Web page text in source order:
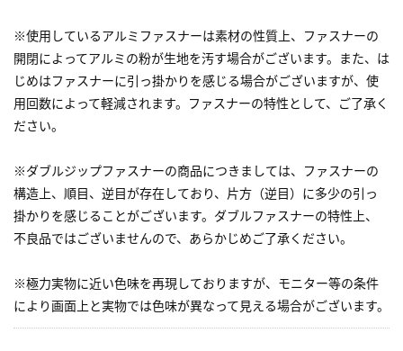
※使用しているアルミファスナーは素材の性質上、ファスナーの
開閉によってアルミの粉が生地を汚す場合がございます。また、は
じめはファスナーに引っ掛かりを感じる場合がございますが、使
用回数によって軽減されます。ファスナーの特性として、ご了承く
ださい。
※ダブルジップファスナーの商品につきましては、ファスナーの
構造上、順目、逆目が存在しており、片方（逆目）に多少の引っ
掛かりを感じることがございます。ダブルファスナーの特性上、
不良品ではございませんので、あらかじめご了承ください。
※極力実物に近い色味を再現しておりますが、モニター等の条件
により画面上と実物では色味が異なって見える場合がございます。